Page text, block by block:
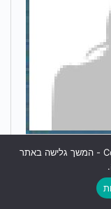
לידיעתכם, באתר זה נעשה שימוש בקבצי Cookies - המשך גלישה באתר